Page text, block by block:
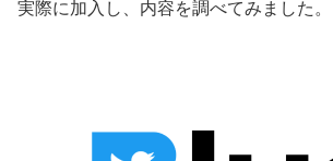
実際に加入し、内容を調べてみました。